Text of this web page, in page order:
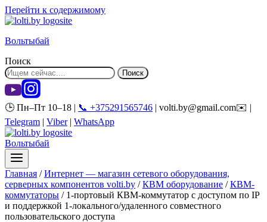
Перейти к содержимому
Вольтыбай
Поиск
Поиск
🕒 Пн–Пт 10–18 | 📞 +375291565746 | volti.by@gmail.com✉️ |
Telegram | Viber| WhatsApp
Вольтыбай
Главная / Интернет — магазин сетевого оборудования,
серверных компонентов volti.by / КВМ оборудование / КВМ-
коммутаторы / 1-портовый КВМ-коммутатор с доступом по IP
и поддержкой 1-локального/удаленного совместного
пользовательского доступа